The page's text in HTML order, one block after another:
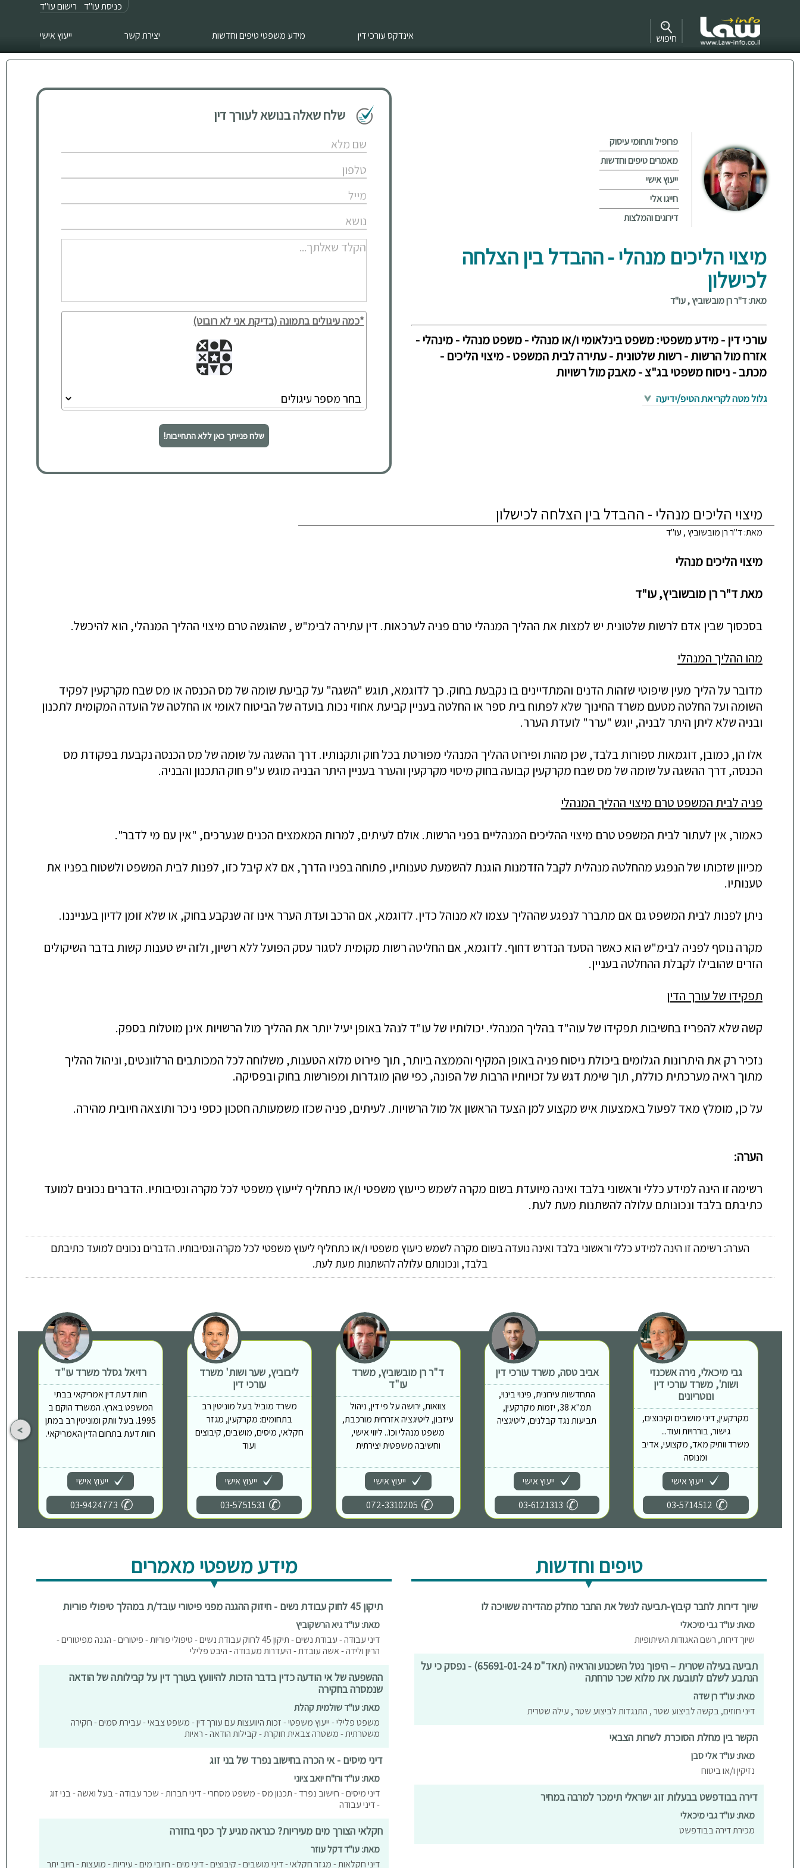
כניסת עו"ד רישום עו"ד
אינדקס עורכי דין מידע משפטי טיפים וחדשות יצירת קשר ייעוץ אישי חיפוש
פרופיל ותחומי עיסוק
מאמרים טיפים וחדשות
ייעוץ אישי
חייגו אלי
דירוגים והמלצות
מיצוי הליכים מנהלי - ההבדל בין הצלחה
לכישלון
מאת: ד"ר רן מובשוביץ , עו"ד
עורכי דין - מידע משפטי: משפט בינלאומי ו/או מנהלי - משפט מנהלי - מינהלי -
אזרח מול הרשות - רשות שלטונית - עתירה לבית המשפט - מיצוי הליכים -
מכתב - ניסוח משפטי בג"צ - מאבק מול רשויות
גלול מטה לקריאת הטיפ/ידיעה
שלח שאלה בנושא לעורך דין
*כמה עיגולים בתמונה (בדיקת אני לא רובוט)
שלח פנייתך כאן ללא התחייבות!
מיצוי הליכים מנהלי - ההבדל בין הצלחה לכישלון
מאת: ד"ר רן מובשוביץ , עו"ד
מיצוי הליכים מנהלי
מאת ד"ר רן מובשוביץ, עו"ד
בסכסוך שבין אדם לרשות שלטונית יש למצות את ההליך המנהלי טרם פניה לערכאות. דין עתירה לבימ"ש , שהוגשה טרם מיצוי ההליך המנהלי, הוא להיכשל.
מהו ההליך המנהלי
מדובר על הליך מעין שיפוטי שזהות הדנים והמתדיינים בו נקבעת בחוק. כך לדוגמא, תוגש "השגה" על קביעת שומה של מס הכנסה או מס שבח מקרקעין לפקיד
השומה ועל החלטה מטעם משרד החינוך שלא לפתוח בית ספר או החלטה בעניין קביעת אחוזי נכות בועדה של הביטוח לאומי או החלטה של הועדה המקומית לתכנון
ובניה שלא ליתן היתר לבניה, יוגש "ערר" לועדת הערר.
אלו הן, כמובן, דוגמאות ספורות בלבד, שכן מהות ופירוט ההליך המנהלי מפורטת בכל חוק ותקנותיו. דרך ההשגה על שומה של מס הכנסה נקבעת בפקודת מס
הכנסה, דרך ההשגה על שומה של מס שבח מקרקעין קבועה בחוק מיסוי מקרקעין והערר בעניין היתר הבניה מוגש ע"פ חוק התכנון והבניה.
פניה לבית המשפט טרם מיצוי ההליך המנהלי
כאמור, אין לעתור לבית המשפט טרם מיצוי ההליכים המנהליים בפני הרשות. אולם לעיתים, למרות המאמצים הכנים שנערכים, "אין עם מי לדבר".
מכיוון שזכותו של הנפגע מהחלטה מנהלית לקבל הזדמנות הוגנת להשמעת טענותיו, פתוחה בפניו הדרך, אם לא קיבל כזו, לפנות לבית המשפט ולשטוח בפניו את
טענותיו.
ניתן לפנות לבית המשפט גם אם מתברר לנפגע שההליך עצמו לא מנוהל כדין. לדוגמא, אם הרכב ועדת הערר אינו זה שנקבע בחוק, או שלא זומן לדיון בענייננו.
מקרה נוסף לפניה לבימ"ש הוא כאשר הסעד הנדרש דחוף. לדוגמא, אם החליטה רשות מקומית לסגור עסק הפועל ללא רשיון, ולזה יש טענות קשות בדבר השיקולים
הזרים שהובילו לקבלת ההחלטה בעניין.
תפקידו של עורך הדין
קשה שלא להפריז בחשיבות תפקידו של עוה"ד בהליך המנהלי. יכולותיו של עו"ד לנהל באופן יעיל יותר את ההליך מול הרשויות אינן מוטלות בספק.
נזכיר רק את היתרונות הגלומים ביכולת ניסוח פניה באופן המקיף והממצה ביותר, תוך פירוט מלוא הטענות, משלוחה לכל המכותבים הרלוונטים, וניהול ההליך
מתוך ראיה מערכתית כוללת, תוך שימת דגש על זכויותיו הרבות של הפונה, כפי שהן מוגדרות ומפורשות בחוק ובפסיקה.
על כן, מומלץ מאד לפעול באמצעות איש מקצוע למן הצעד הראשון אל מול הרשויות. לעיתים, פניה שכזו משמעותה חסכון כספי ניכר ותוצאה חיובית מהירה.
הערה:
רשימה זו הינה למידע כללי וראשוני בלבד ואינה מיועדת בשום מקרה לשמש כייעוץ משפטי ו/או כתחליף לייעוץ משפטי לכל מקרה ונסיבותיו. הדברים נכונים למועד
כתיבתם בלבד ונכונותם עלולה להשתנות מעת לעת.
הערה: רשימה זו הינה למידע כללי וראשוני בלבד ואינה נועדה בשום מקרה לשמש כיעוץ משפטי ו/או כתחליף ליעוץ משפטי לכל מקרה ונסיבותיו. הדברים נכונים למועד כתיבתם
בלבד, ונכונותם עלולה להשתנות מעת לעת.
גבי מיכאלי, נירה אשכנזי
ושות', משרד עורכי דין
ונוטריונים
מקרקעין, דיני מושבים וקיבוצים,
גישור, בוררויות ועוד...
משרד וותיק מאד, מקצועי, אדיב
ומנוסה
ייעוץ אישי
03-5714512
אביב טסה, משרד עורכי דין
התחדשות עירונית, פינוי בינוי,
תמ"א 38, יזמות מקרקעין,
תביעות נגד קבלנים, ליטיגציה
ייעוץ אישי
03-6121313
ד"ר רן מובשוביץ, משרד
עו"ד
צוואות, ירושה על פי דין, ניהול
עיזבון, ליטיגציה אזרחית מורכבת,
משפט מנהלי וכו'.. ליווי אישי,
וחשיבה משפטית יצירתית
ייעוץ אישי
072-3310205
ליבוביץ, שער ושות' משרד
עורכי דין
משרד מוביל בעל מוניטין רב
בתחומים: מקרקעין, מגזר
חקלאי, מיסים, מושבים, קיבוצים
ועוד
ייעוץ אישי
03-5751531
רזיאל גסלר משרד עו"ד
חוות דעת דין אמריקאי בבתי
המשפט בארץ. המשרד הוקם ב
1995. בעל וותק ומוניטין רב במתן
חוות דעת בתחום הדין האמריקאי.
ייעוץ אישי
03-9424773
טיפים וחדשות
שיוך דירות לחבר קיבוץ-תביעה לנשל את החבר מחלק מהדירה ששויכה לו
מאת: עו"ד גבי מיכאלי
שיוך דירות, רשם האגודות השיתופיות
תביעה בעילה שטרית – היפוך נטל השכנוע והראיה (תאד"מ 65691-01-24) - נפסק כי על
הנתבע לשלם לתובעת את מלוא שכר טרחתה
מאת: עו"ד רן שדה
דיני חוזים, בקשה לביצוע שטר , התנגדות לביצוע שטר , עילה שטרית
הקשר בין מחלת הסוכרת לשרות הצבאי
מאת: עו"ד אלי סבן
נזיקין ו/או ביטוח
דירה בבודפשט בבעלות זוג ישראלי תימכר למרבה במחיר
מאת: עו"ד גבי מיכאלי
מכירת דירה בבודפשט
מידע משפטי מאמרים
תיקון 45 לחוק עבודת נשים - חיזוק ההגנה מפני פיטורי עובד/ת במהלך טיפולי פוריות
מאת: עו"ד גיא הרשקוביץ
דיני עבודה - עבודת נשים - תיקון 45 לחוק עבודת נשים - טיפולי פוריות - פיטורים - הגנה מפיטורים -
הריון ולידה - אשה עובדת - היעדרות מעבודה - היבט פלילי
ההשפעה של אי הודעה כדין בדבר הזכות להיוועץ בעורך דין על קבילותה של הודאה
שנמסרה בחקירה
מאת: עו"ד שולמית קהלת
משפט פלילי - ייעוץ משפטי - זכות היוועצות עם עורך דין - משפט צבאי - עבירת סמים - חקירה
משטרתית - משטרה צבאית חוקרת - קבילות הודאה - ראיות
דיני מיסים - אי הכרה בחישוב נפרד של בני זוג
מאת: עו"ד ורו"ח יואב ציוני
דיני מיסים - חישוב נפרד - תכנון מס - משפט מסחרי - דיני חברות - שכר עבודה - בעל ואשה - בני זוג
- דיני עבודה
חקלאי הצורך מים מעיריות? כנראה מגיע לך כסף בחזרה
מאת: עו"ד דקל עוזר
דיני חקלאות - מגזר חקלאי - דיני מושבים - קיבוצים - דיני מים - חיובי מים - עיריות - מועצות - חיוב יתר